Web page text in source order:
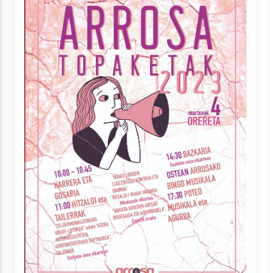
Azaroak 6 Iurretan Arrosa sarearen
IX. topaketak
2021/10/04
Segura irratian Arrosaren 20 urteez
2021/07/22
Arrosari buruzko erreportaia
2021/07/16